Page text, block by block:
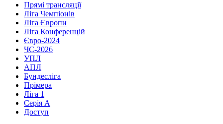
Прямі трансляції
Ліга Чемпіонів
Ліга Європи
Ліга Конференцій
Євро-2024
ЧС-2026
УПЛ
АПЛ
Бундесліга
Прімера
Ліга 1
Серія А
Доступ